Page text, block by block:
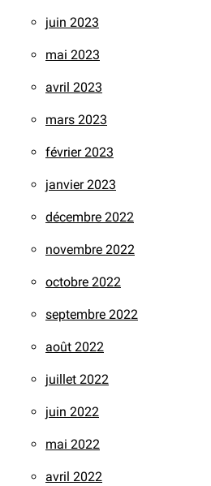
juin 2023
mai 2023
avril 2023
mars 2023
février 2023
janvier 2023
décembre 2022
novembre 2022
octobre 2022
septembre 2022
août 2022
juillet 2022
juin 2022
mai 2022
avril 2022